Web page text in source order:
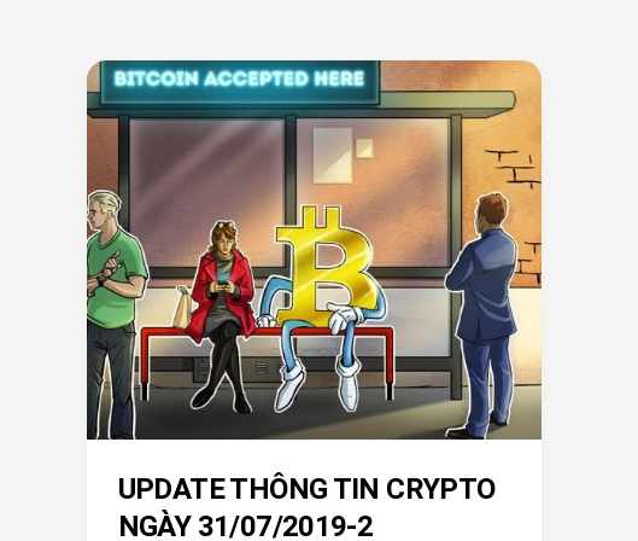
UPDATE THÔNG TIN CRYPTO
NGÀY 31/07/2019-2